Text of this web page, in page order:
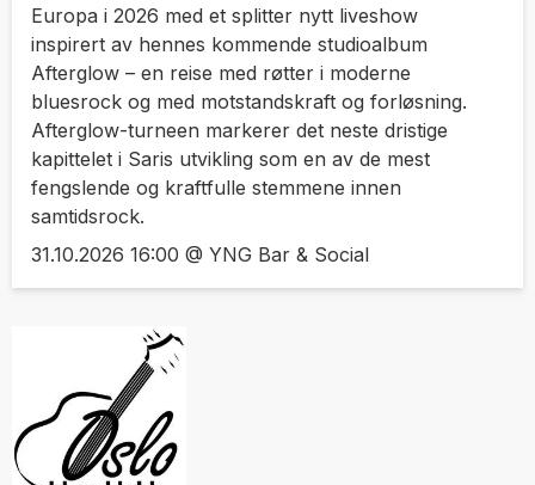
Europa i 2026 med et splitter nytt liveshow
inspirert av hennes kommende studioalbum
Afterglow – en reise med røtter i moderne
bluesrock og med motstandskraft og forløsning.
Afterglow-turneen markerer det neste dristige
kapittelet i Saris utvikling som en av de mest
fengslende og kraftfulle stemmene innen
samtidsrock.
31.10.2026 16:00 @ YNG Bar & Social